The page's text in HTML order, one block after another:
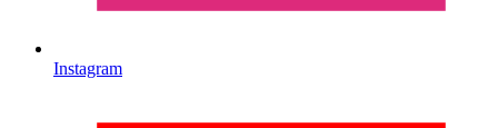
Instagram